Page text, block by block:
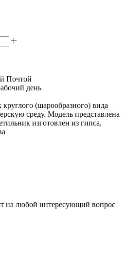
Почтой
день
(шарообразного) вида
среду. Модель представлена
изготовлен из гипса,
на любой интересующий вопрос